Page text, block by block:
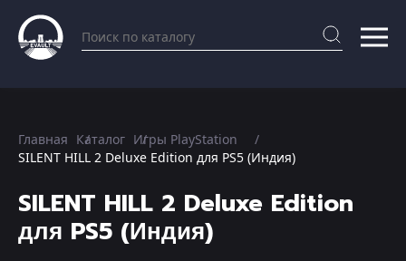
Главная Каталог Игры PlayStation
SILENT HILL 2 Deluxe Edition для PS5 (Индия)
SILENT HILL 2 Deluxe Edition
для PS5 (Индия)